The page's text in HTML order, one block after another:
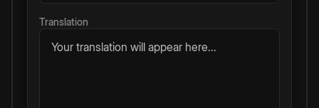
Translation
Your translation will appear here...